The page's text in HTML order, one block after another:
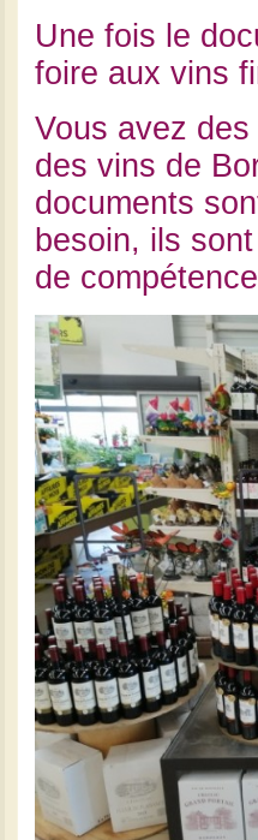
Une fois le
foire aux vins
Vous avez
des vins de
documents
besoin, ils
de